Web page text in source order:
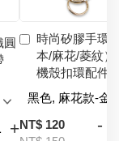
圓
+
時尚矽膠手環
本/麻花/菱紋）
機殼扣環配件
NT$ 120
-